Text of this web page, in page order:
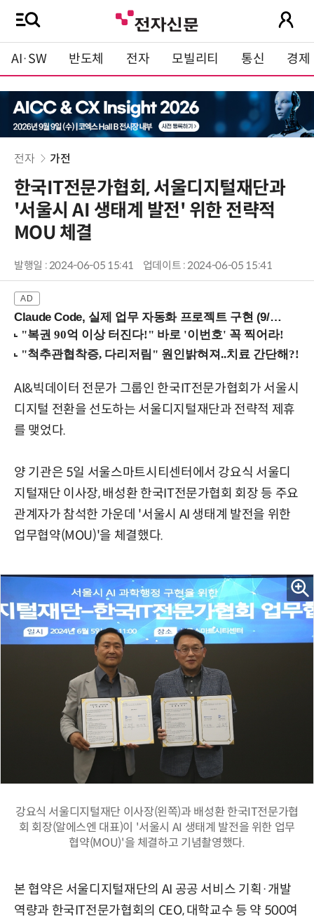
AI·SW 반도체 전자 모빌리티 통신 경제
전자 가전
한국IT전문가협회, 서울디지털재단과
'서울시 AI 생태계 발전' 위한 전략적
MOU 체결
발행일 : 2024-06-05 15:41 업데이트 : 2024-06-05 15:41
Claude Code, 실제 업무 자동화 프로젝트 구현 (9/16 ~17 강남역)
AI&빅데이터 전문가 그룹인 한국IT전문가협회가 서울시
디지털 전환을 선도하는 서울디지털재단과 전략적 제휴
를 맺었다.
양 기관은 5일 서울스마트시티센터에서 강요식 서울디
지털재단 이사장, 배성환 한국IT전문가협회 회장 등 주요
관계자가 참석한 가운데 '서울시 AI 생태계 발전을 위한
업무협약(MOU)'을 체결했다.
강요식 서울디지털재단 이사장(왼쪽)과 배성환 한국IT전문가협
회 회장(알에스엔 대표)이 '서울시 AI 생태계 발전을 위한 업무
협약(MOU)'을 체결하고 기념촬영했다.
본 협약은 서울디지털재단의 AI 공공 서비스 기획·개발
역량과 한국IT전문가협회의 CEO, 대학교수 등 약 500여